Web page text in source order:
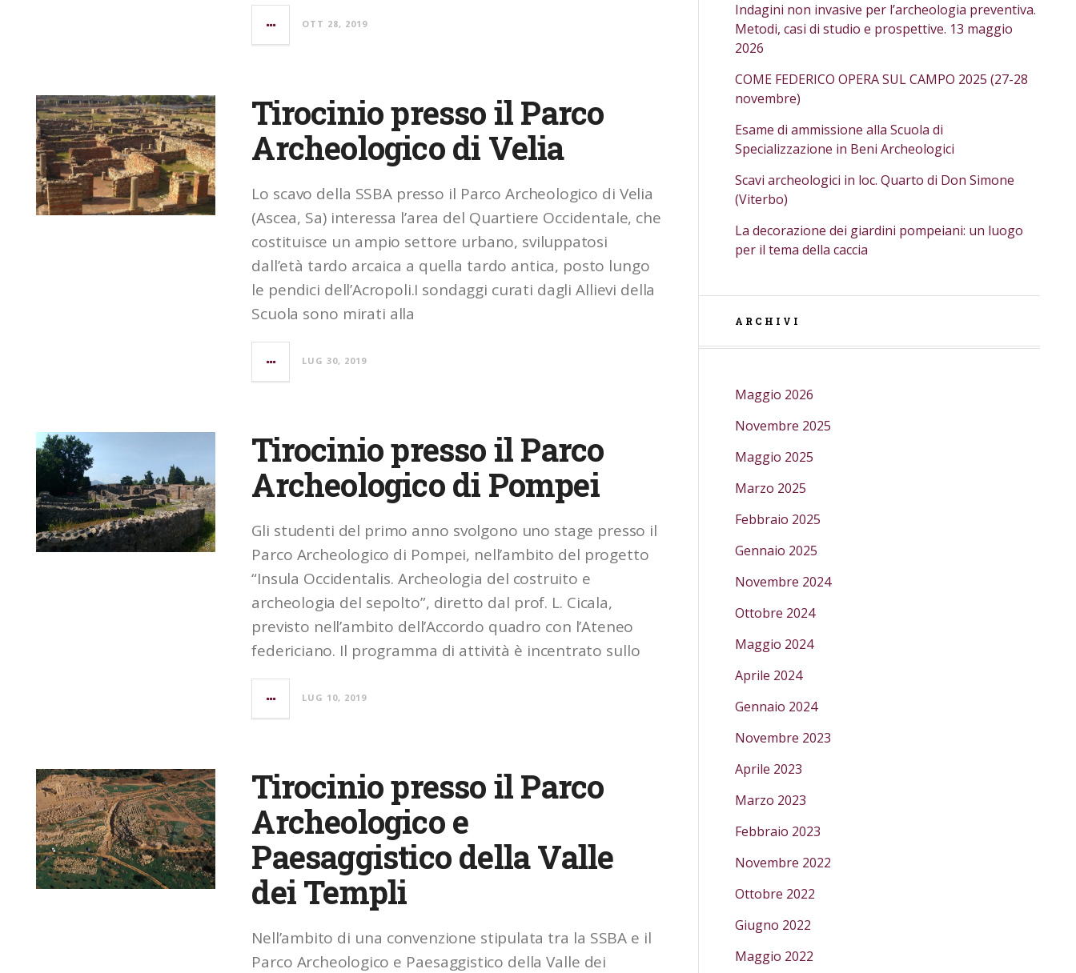
OTT 28, 2019
Tirocinio presso il Parco
Archeologico di Velia
Lo scavo della SSBA presso il Parco Archeologico di Velia
(Ascea, Sa) interessa l’area del Quartiere Occidentale, che
costituisce un ampio settore urbano, sviluppatosi
dall’età tardo arcaica a quella tardo antica, posto lungo
le pendici dell’Acropoli.I sondaggi curati dagli Allievi della
Scuola sono mirati alla
LUG 30, 2019
Tirocinio presso il Parco
Archeologico di Pompei
Gli studenti del primo anno svolgono uno stage presso il
Parco Archeologico di Pompei, nell’ambito del progetto
“Insula Occidentalis. Archeologia del costruito e
archeologia del sepolto”, diretto dal prof. L. Cicala,
previsto nell’ambito dell’Accordo quadro con l’Ateneo
federiciano. Il programma di attività è incentrato sullo
LUG 10, 2019
Tirocinio presso il Parco
Archeologico e
Paesaggistico della Valle
dei Templi
Nell’ambito di una convenzione stipulata tra la SSBA e il
Parco Archeologico e Paesaggistico della Valle dei
Indagini non invasive per l’archeologia preventiva.
Metodi, casi di studio e prospettive. 13 maggio
2026
COME FEDERICO OPERA SUL CAMPO 2025 (27-28
novembre)
Esame di ammissione alla Scuola di
Specializzazione in Beni Archeologici
Scavi archeologici in loc. Quarto di Don Simone
(Viterbo)
La decorazione dei giardini pompeiani: un luogo
per il tema della caccia
ARCHIVI
Maggio 2026
Novembre 2025
Maggio 2025
Marzo 2025
Febbraio 2025
Gennaio 2025
Novembre 2024
Ottobre 2024
Maggio 2024
Aprile 2024
Gennaio 2024
Novembre 2023
Aprile 2023
Marzo 2023
Febbraio 2023
Novembre 2022
Ottobre 2022
Giugno 2022
Maggio 2022